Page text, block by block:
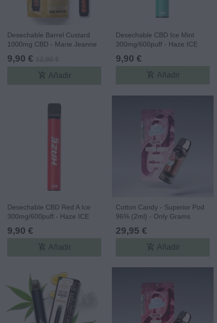
Desechable Barrel Custard
1000mg CBD - Marie Jeanne
9,90 €
add_shopping_cart Añadir
Desechable CBD Ice Mint
300mg/600puff - Haze ICE
9,90 €
add_shopping_cart Añadir
Desechable CBD Red A Ice
300mg/600puff - Haze ICE
9,90 €
add_shopping_cart Añadir
Cotton Candy - Superior Pod
96% (2ml) - Only Grams
29,95 €
add_shopping_cart Añadir